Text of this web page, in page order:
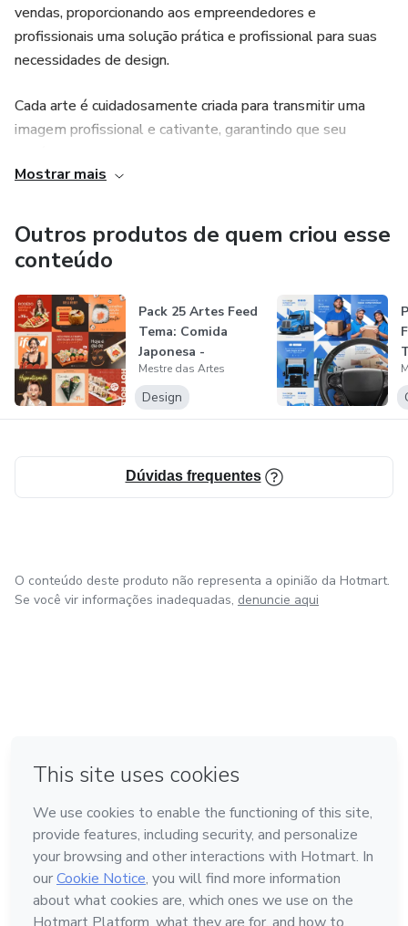
vendas, proporcionando aos empreendedores e
profissionais uma solução prática e profissional para suas
necessidades de design.
Cada arte é cuidadosamente criada para transmitir uma
imagem profissional e cativante, garantindo que seu
que impulsionem suas vendas e representem sua marca de
forma impactante, estou aqui para ajudar.
Entre em contato comigo e vamos criar algo incrível juntos!
Mostrar mais
Outros produtos de quem criou esse
conteúdo
Pack 25 Artes Feed
Tema: Comida
Japonesa -
Editáveis No Canv...
Mestre das Artes
Design
Dúvidas frequentes
O conteúdo deste produto não representa a opinião da Hotmart.
Se você vir informações inadequadas, denuncie aqui
Feito com ❤ em Bogotá
Conheça a Hotmart